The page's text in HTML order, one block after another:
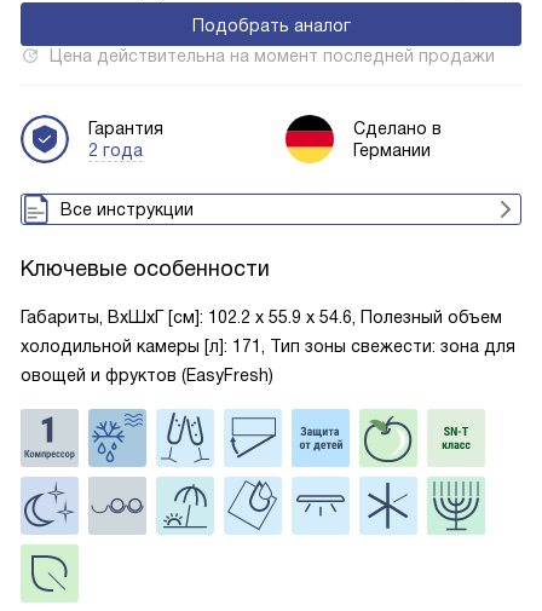
Подобрать аналог
Цена действительна на момент последней продажи
Гарантия
2 года
Сделано в
Германии
Все инструкции
Ключевые особенности
Габариты, ВxШxГ [см]: 102.2 х 55.9 х 54.6, Полезный объем
холодильной камеры [л]: 171, Тип зоны свежести: зона для
овощей и фруктов (EasyFresh)